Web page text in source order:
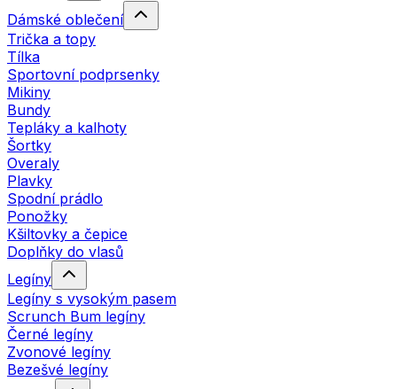
Dámské oblečení
Trička a topy
Tílka
Sportovní podprsenky
Mikiny
Bundy
Tepláky a kalhoty
Šortky
Overaly
Plavky
Spodní prádlo
Ponožky
Kšiltovky a čepice
Doplňky do vlasů
Legíny
Legíny s vysokým pasem
Scrunch Bum legíny
Černé legíny
Zvonové legíny
Bezešvé legíny